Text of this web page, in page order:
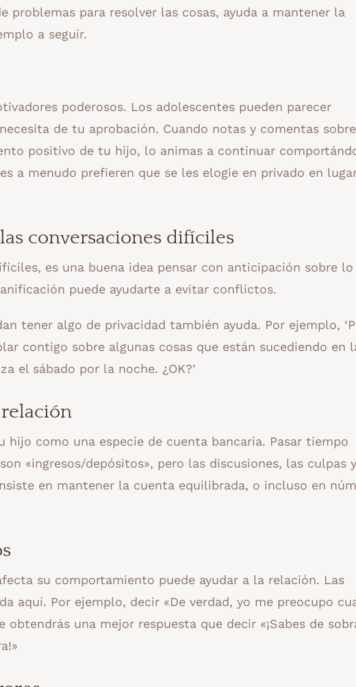
problemas para resolver las cosas, ayuda a mantener la
a seguir.
poderosos. Los adolescentes pueden parecer
de tu aprobación. Cuando notas y comentas
positivo de tu hijo, lo animas a continuar
a menudo prefieren que se les elogie en privado en
conversaciones difíciles
es una buena idea pensar con anticipación sobre lo
puede ayudarte a evitar conflictos.
tener algo de privacidad también ayuda. Por ejemplo,
contigo sobre algunas cosas que están sucediendo en
el sábado por la noche. ¿OK?’
relación
como una especie de cuenta bancaria. Pasar tiempo
«ingresos/depósitos», pero las discusiones, las culpas
en mantener la cuenta equilibrada, o incluso en
su comportamiento puede ayudar a la relación. Las
aquí. Por ejemplo, decir «De verdad, yo me preocupo
una mejor respuesta que decir «¡Sabes de